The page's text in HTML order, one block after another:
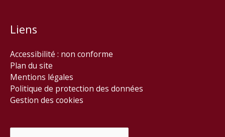
Liens
Accessibilité : non conforme
Plan du site
Mentions légales
Politique de protection des données
Gestion des cookies